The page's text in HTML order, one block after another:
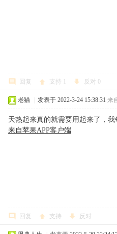
回复 支持 反对 0
老猫 发表于 2022-3-24 15:38:31 来
天热起来真的就需要用起来了，
来自苹果APP客户端
回复 支持 反对